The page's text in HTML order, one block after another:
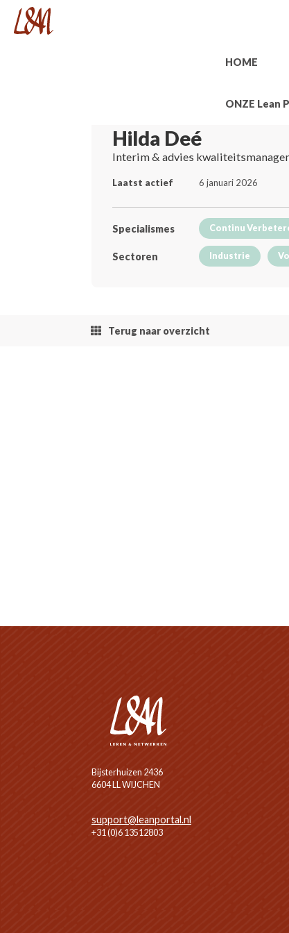
HOME
ONZE Lean
Hilda Deé
Interim & advies
Laatst actief 6 januari 2026
Specialismes Continu
Sectoren Industrie
Terug naar overzicht
Bijsterhuizen 2436
6604 LL WIJCHEN
support@leanportal.nl
+31 (0)6 13512803